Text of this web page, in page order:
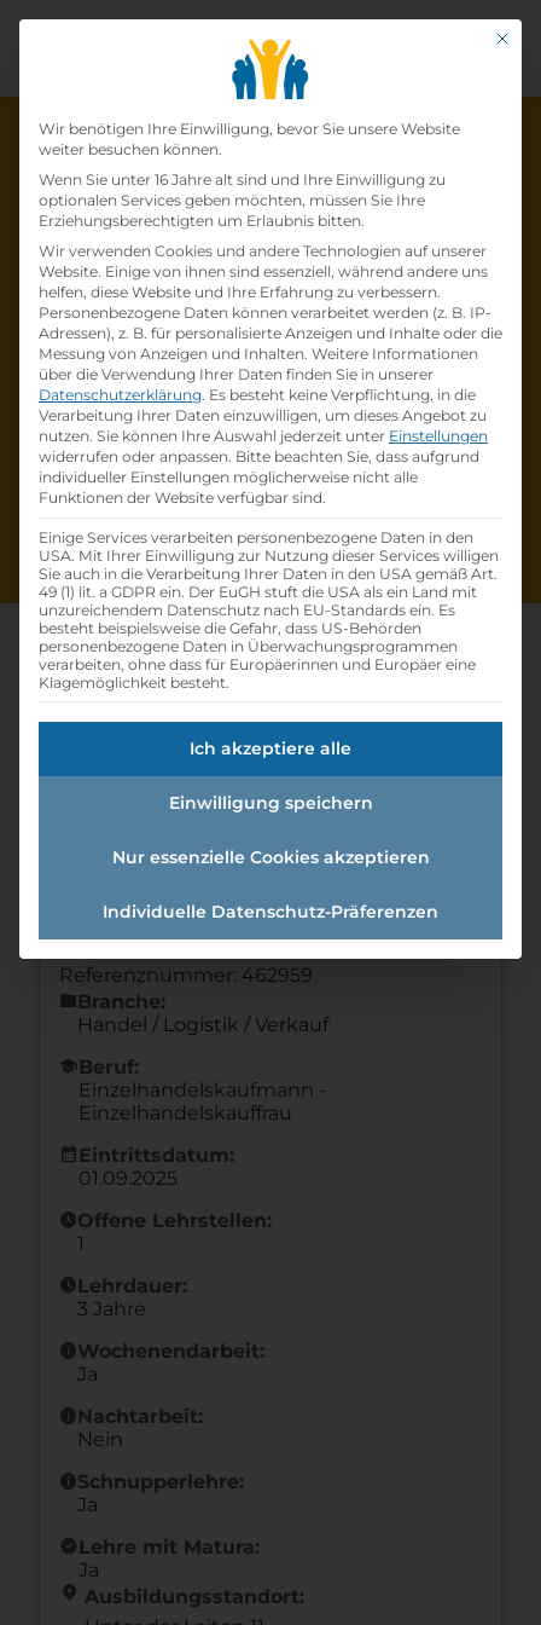
Die Lehrstelle wurde schon
besetzt!
Die LehrstelleLehrling im Einzelhandel (m /w
/d)beiLidl Österreich GmbHist schonbesetzt
Firmenprofil besuchen
Andere Lehrstelle suchen
Lehrling Im Einzelhandel (m
/w /d)
Offene Lehrstellen»Lehrling im
Details zur Lehrstelle
Referenznummer: 462959
folderBranche:
Handel / Logistik / Verkauf
schoolBeruf:
Einzelhandelskaufmann -
Einzelhandelskauffrau
calendar_month Eintrittsdatum:
01.09.2025
scheduleOffene Lehrstellen:
1
scheduleLehrdauer:
3 Jahre
infoWochenendarbeit:
Ja
infoNachtarbeit:
Nein
infoSchnupperlehre:
Ja
new_releasesLehre mit Matura:
Ja
location_on Ausbildungsstandort:
Mit
Datenschutz-
Wir benötigen Ihre Einwilligung, bevor Sie unsere Website
weiter besuchen können.
Wenn Sie unter 16 Jahre alt sind und Ihre Einwilligung zu
optionalen Services geben möchten, müssen Sie Ihre
Erziehungsberechtigten um Erlaubnis bitten.
Wir verwenden Cookies und andere Technologien auf unserer
Website. Einige von ihnen sind essenziell, während andere uns
helfen, diese Website und Ihre Erfahrung zu verbessern.
Personenbezogene Daten können verarbeitet werden (z. B. IP-
Adressen), z. B. für personalisierte Anzeigen und Inhalte oder die
Messung von Anzeigen und Inhalten. Weitere Informationen
über die Verwendung Ihrer Daten finden Sie in unserer
Datenschutzerklärung. Es besteht keine Verpflichtung, in die
Verarbeitung Ihrer Daten einzuwilligen, um dieses Angebot zu
nutzen. Sie können Ihre Auswahl jederzeit unter Einstellungen
widerrufen oder anpassen. Bitte beachten Sie, dass aufgrund
individueller Einstellungen möglicherweise nicht alle
Funktionen der Website verfügbar sind.
Einige Services verarbeiten personenbezogene Daten in den
USA. Mit Ihrer Einwilligung zur Nutzung dieser Services willigen
Sie auch in die Verarbeitung Ihrer Daten in den USA gemäß Art.
49 (1) lit. a GDPR ein. Der EuGH stuft die USA als ein Land mit
unzureichendem Datenschutz nach EU-Standards ein. Es
besteht beispielsweise die Gefahr, dass US-Behörden
personenbezogene Daten in Überwachungsprogrammen
verarbeiten, ohne dass für Europäerinnen und Europäer eine
Klagemöglichkeit besteht.
Ich akzeptiere alle
Einwilligung speichern
Nur essenzielle Cookies akzeptieren
Individuelle Datenschutz-Präferenzen